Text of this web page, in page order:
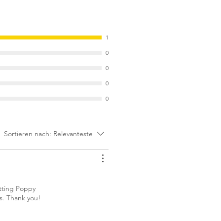
1
0
0
0
0
Sortieren nach: Relevanteste
Poppy
Thank you!